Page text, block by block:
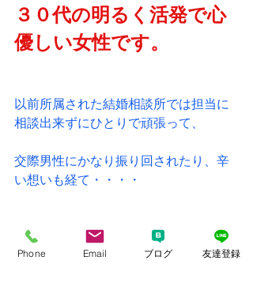
３０代の明るく活発で心
優しい女性です。
以前所属された結婚相談所では担当に
相談出来ずにひとりで頑張って、
交際男性にかなり振り回されたり、辛
い想いも経て・・・・
弊社に心機一転、ご連絡を下さり入会
されました。
Phone Email ブログ 友達登録